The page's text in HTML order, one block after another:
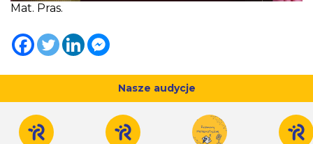
Mat. Pras.
Nasze audycje